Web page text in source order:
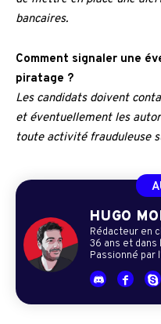
bancaires.
Comment signaler une
piratage ?
Les candidats doivent
et éventuellement les
toute activité frauduleuse
HUGO
Rédacteur en
36 ans et dans
Passionné par